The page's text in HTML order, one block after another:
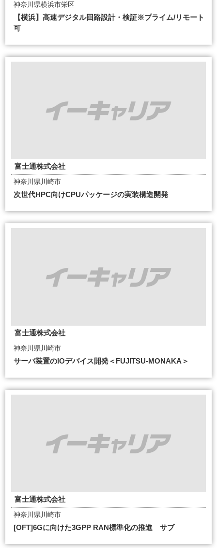
神奈川県横浜市栄区
【横浜】高速デジタル回路設計・検証※プライム/リモート
可
富士通株式会社
神奈川県川崎市
次世代HPC向けCPUパッケージの実装構造開発
富士通株式会社
神奈川県川崎市
サーバ装置のIOデバイス開発＜FUJITSU-MONAKA＞
富士通株式会社
神奈川県川崎市
[OFT]6Gに向けた3GPP RAN標準化の推進 サブ